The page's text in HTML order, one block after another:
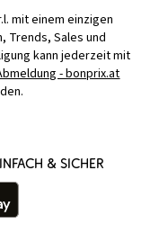
mit einem einzigen
Trends, Sales und
kann jederzeit mit
- bonprix.at
& sicher